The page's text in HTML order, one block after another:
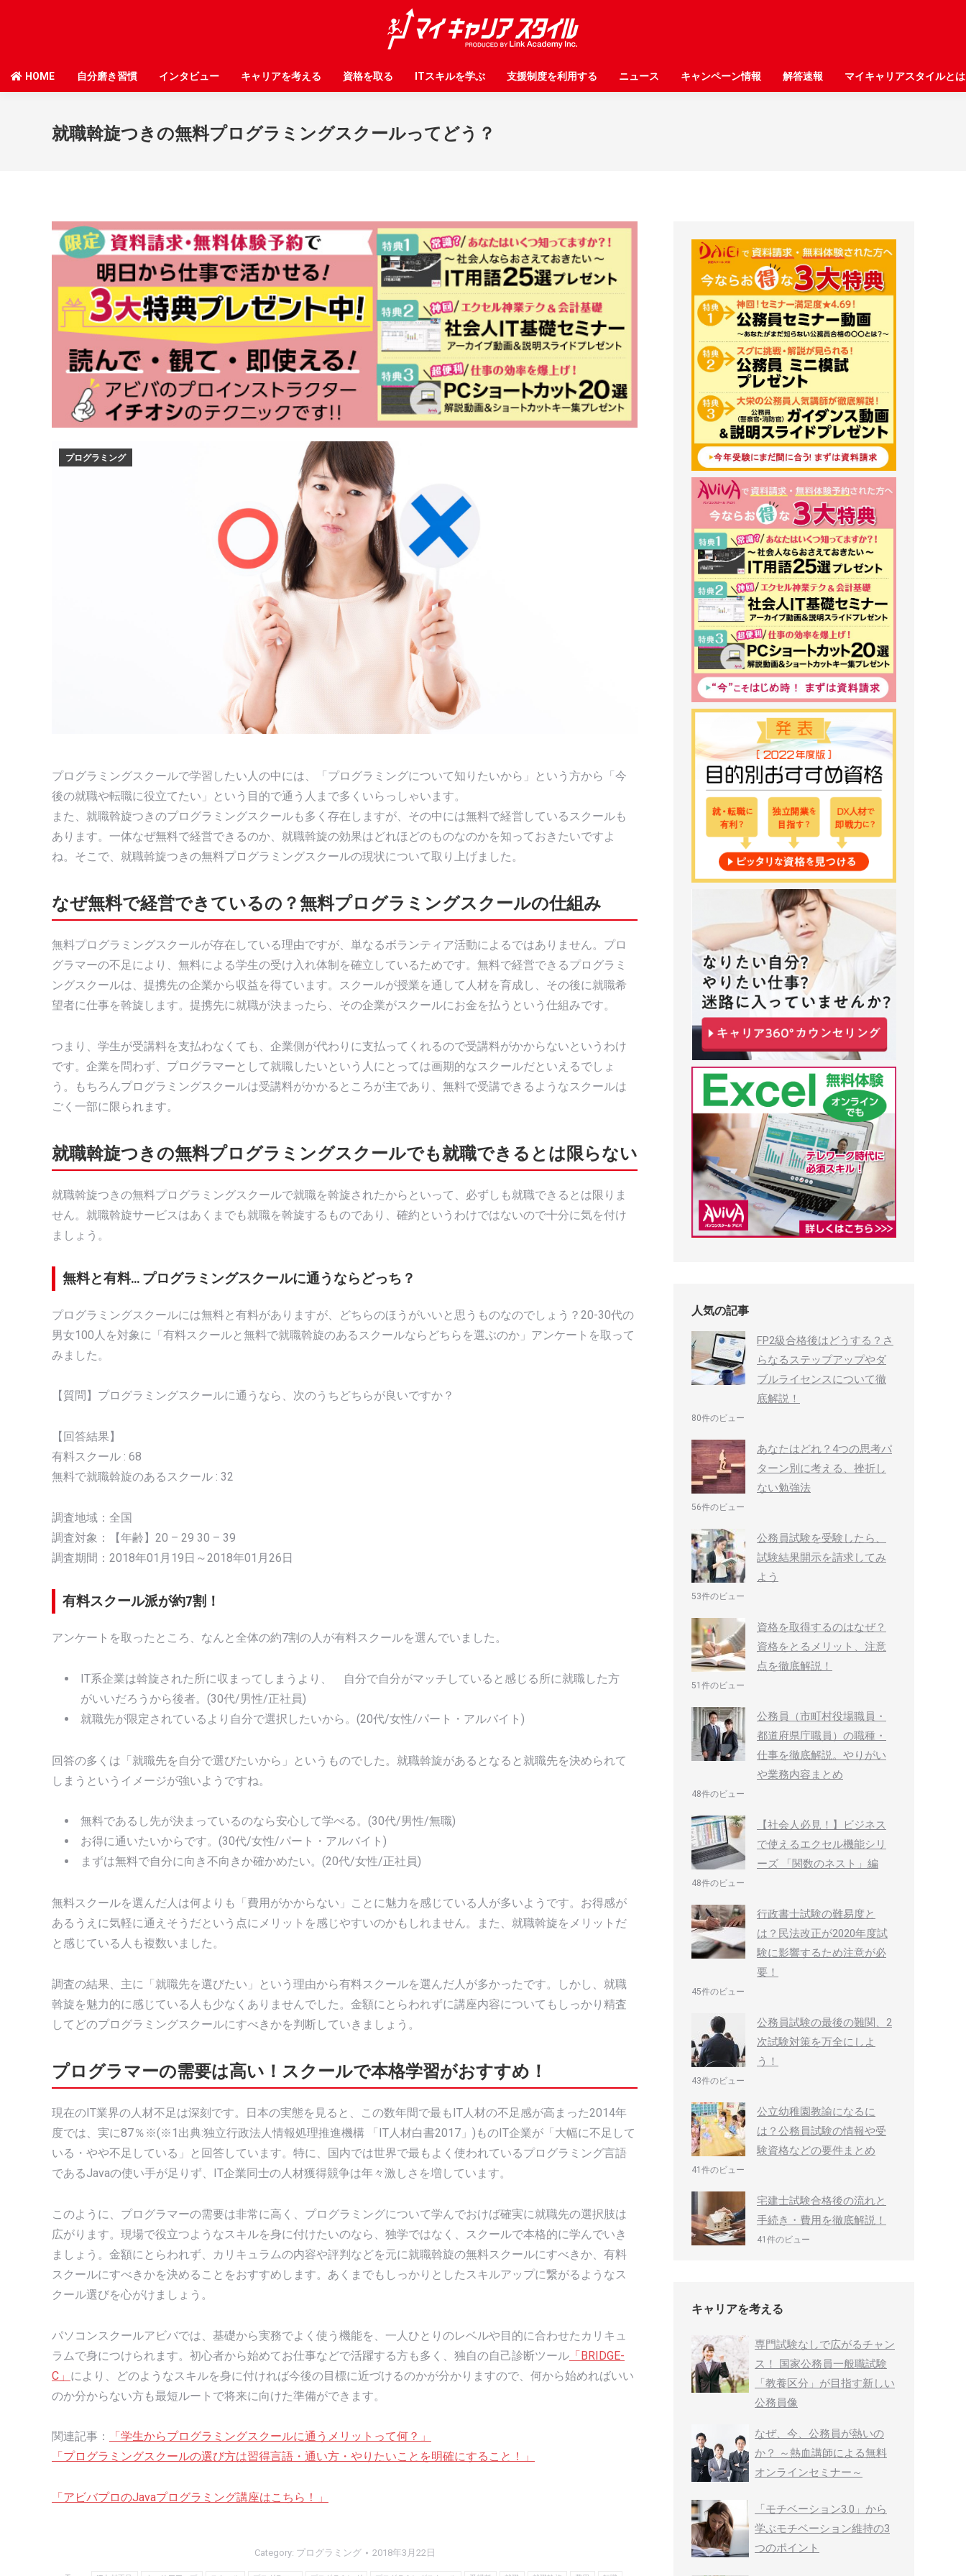
HOME 自分磨き習慣 インタビュー キャリアを考える 資格を取る ITスキルを学ぶ 支援制度を利用する ニュース キャンペーン情報 解答速報 マイキャリアスタイルとは
就職斡旋つきの無料プログラミングスクールってどう？
プログラミング
プログラミングスクールで学習したい人の中には、「プログラミングについて知りたいから」という方から「今
後の就職や転職に役立てたい」という目的で通う人まで多くいらっしゃいます。
また、就職斡旋つきのプログラミングスクールも多く存在しますが、その中には無料で経営しているスクールも
あります。一体なぜ無料で経営できるのか、就職斡旋の効果はどれほどのものなのかを知っておきたいですよ
ね。そこで、就職斡旋つきの無料プログラミングスクールの現状について取り上げました。
なぜ無料で経営できているの？無料プログラミングスクールの仕組み
無料プログラミングスクールが存在している理由ですが、単なるボランティア活動によるではありません。プロ
グラマーの不足により、無料による学生の受け入れ体制を確立しているためです。無料で経営できるプログラミ
ングスクールは、提携先の企業から収益を得ています。スクールが授業を通して人材を育成し、その後に就職希
望者に仕事を斡旋します。提携先に就職が決まったら、その企業がスクールにお金を払うという仕組みです。
つまり、学生が受講料を支払わなくても、企業側が代わりに支払ってくれるので受講料がかからないというわけ
です。企業を問わず、プログラマーとして就職したいという人にとっては画期的なスクールだといえるでしょ
う。もちろんプログラミングスクールは受講料がかかるところが主であり、無料で受講できるようなスクールは
ごく一部に限られます。
就職斡旋つきの無料プログラミングスクールでも就職できるとは限らない
就職斡旋つきの無料プログラミングスクールで就職を斡旋されたからといって、必ずしも就職できるとは限りま
せん。就職斡旋サービスはあくまでも就職を斡旋するものであり、確約というわけではないので十分に気を付け
ましょう。
無料と有料… プログラミングスクールに通うならどっち？
プログラミングスクールには無料と有料がありますが、どちらのほうがいいと思うものなのでしょう？20-30代の
男女100人を対象に「有料スクールと無料で就職斡旋のあるスクールならどちらを選ぶのか」アンケートを取って
みました。
【質問】プログラミングスクールに通うなら、次のうちどちらが良いですか？
【回答結果】
有料スクール : 68
無料で就職斡旋のあるスクール : 32
調査地域：全国
調査対象：【年齢】20 – 29 30 – 39
調査期間：2018年01月19日～2018年01月26日
有料スクール派が約7割！
アンケートを取ったところ、なんと全体の約7割の人が有料スクールを選んでいました。
IT系企業は斡旋された所に収まってしまうより、 自分で自分がマッチしていると感じる所に就職した方
がいいだろうから後者。(30代/男性/正社員)
就職先が限定されているより自分で選択したいから。(20代/女性/パート・アルバイト)
回答の多くは「就職先を自分で選びたいから」というものでした。就職斡旋があるとなると就職先を決められて
しまうというイメージが強いようですね。
無料であるし先が決まっているのなら安心して学べる。(30代/男性/無職)
お得に通いたいからです。(30代/女性/パート・アルバイト)
まずは無料で自分に向き不向きか確かめたい。(20代/女性/正社員)
無料スクールを選んだ人は何よりも「費用がかからない」ことに魅力を感じている人が多いようです。お得感が
あるうえに気軽に通えそうだという点にメリットを感じやすいのかもしれません。また、就職斡旋をメリットだ
と感じている人も複数いました。
調査の結果、主に「就職先を選びたい」という理由から有料スクールを選んだ人が多かったです。しかし、就職
斡旋を魅力的に感じている人も少なくありませんでした。金額にとらわれずに講座内容についてもしっかり精査
してどのプログラミングスクールにすべきかを判断していきましょう。
プログラマーの需要は高い！スクールで本格学習がおすすめ！
現在のIT業界の人材不足は深刻です。日本の実態を見ると、この数年間で最もIT人材の不足感が高まった2014年
度では、実に87％※(※1出典:独立行政法人情報処理推進機構 「IT人材白書2017」)ものIT企業が「大幅に不足して
いる・やや不足している」と回答しています。特に、国内では世界で最もよく使われているプログラミング言語
であるJavaの使い手が足りず、IT企業同士の人材獲得競争は年々激しさを増しています。
このように、プログラマーの需要は非常に高く、プログラミングについて学んでおけば確実に就職先の選択肢は
広がります。現場で役立つようなスキルを身に付けたいのなら、独学ではなく、スクールで本格的に学んでいき
ましょう。金額にとらわれず、カリキュラムの内容や評判などを元に就職斡旋の無料スクールにすべきか、有料
スクールにすべきかを決めることをおすすめします。あくまでもしっかりとしたスキルアップに繋がるようなス
クール選びを心がけましょう。
パソコンスクールアビバでは、基礎から実務でよく使う機能を、一人ひとりのレベルや目的に合わせたカリキュ
ラムで身につけられます。初心者から始めてお仕事などで活躍する方も多く、独自の自己診断ツール 「BRIDGE-
C」 により、どのようなスキルを身に付ければ今後の目標に近づけるのかが分かりますので、何から始めればいい
のか分からない方も最短ルートで将来に向けた準備ができます。
関連記事：
「学生からプログラミングスクールに通うメリットって何？」
「プログラミングスクールの選び方は習得言語・通い方・やりたいことを明確にすること！」
「アビバプロのJavaプログラミング講座はこちら！」
Category: プログラミング 2018年3月22日
人気の記事
FP2級合格後はどうする？さ
らなるステップアップやダ
ブルライセンスについて徹
底解説！
80件のビュー
あなたはどれ？4つの思考パ
ターン別に考える、挫折し
ない勉強法
56件のビュー
公務員試験を受験したら、
試験結果開示を請求してみ
よう
53件のビュー
資格を取得するのはなぜ？
資格をとるメリット、注意
点を徹底解説！
51件のビュー
公務員（市町村役場職員・
都道府県庁職員）の職種・
仕事を徹底解説。やりがい
や業務内容まとめ
48件のビュー
【社会人必見！】ビジネス
で使えるエクセル機能シリ
ーズ 「関数のネスト」編
48件のビュー
行政書士試験の難易度と
は？民法改正が2020年度試
験に影響するため注意が必
要！
45件のビュー
公務員試験の最後の難関、2
次試験対策を万全にしよ
う！
43件のビュー
公立幼稚園教諭になるに
は？公務員試験の情報や受
験資格などの要件まとめ
41件のビュー
宅建士試験合格後の流れと
手続き・費用を徹底解説！
41件のビュー
キャリアを考える
専門試験なしで広がるチャン
ス！ 国家公務員一般職試験
「教養区分」が目指す新しい
公務員像
なぜ、今、公務員が熱いの
か？ ～熱血講師による無料
オンラインセミナー～
「モチベーション3.0」から
学ぶモチベーション維持の3
つのポイント
HOME 自分磨き習慣 インタビュー キャリアを考える 資格を取る ITスキルを学ぶ 支援制度を利用する ニュース キャンペーン情報 解答速報 マイキャリアスタイルとは